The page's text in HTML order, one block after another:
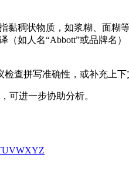
黏稠状物质，如浆糊、面糊
（如人名“Abbott”或品牌名
查拼写准确性，或补充上
可进一步协助分析。
UVWXYZ